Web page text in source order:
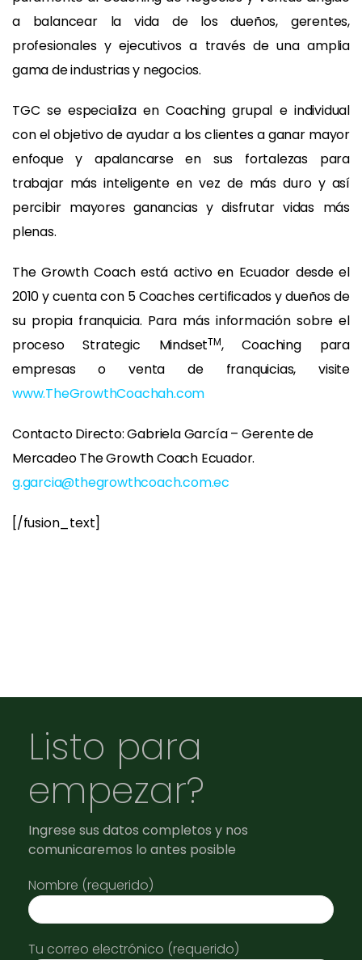
a balancear la vida de los dueños, gerentes,
profesionales y ejecutivos a través de una amplia
gama de industrias y negocios.
TGC se especializa en Coaching grupal e individual
con el objetivo de ayudar a los clientes a ganar mayor
enfoque y apalancarse en sus fortalezas para
trabajar más inteligente en vez de más duro y así
percibir mayores ganancias y disfrutar vidas más
plenas.
The Growth Coach está activo en Ecuador desde el
2010 y cuenta con 5 Coaches certificados y dueños de
su propia franquicia. Para más información sobre el
proceso Strategic MindsetTM, Coaching para
empresas o venta de franquicias, visite
www.TheGrowthCoachah.com
Contacto Directo: Gabriela García – Gerente de
Mercadeo The Growth Coach Ecuador.
g.garcia@thegrowthcoach.com.ec
[/fusion_text]
Listo para
empezar?
Ingrese sus datos completos y nos
comunicaremos lo antes posible
Nombre (requerido)
Tu correo electrónico (requerido)